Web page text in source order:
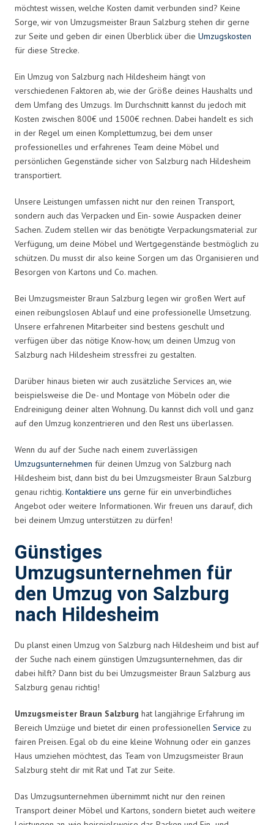
möchtest wissen, welche Kosten damit verbunden sind? Keine
Sorge, wir von Umzugsmeister Braun Salzburg stehen dir gerne
zur Seite und geben dir einen Überblick über die Umzugskosten
für diese Strecke.
Ein Umzug von Salzburg nach Hildesheim hängt von
verschiedenen Faktoren ab, wie der Größe deines Haushalts und
dem Umfang des Umzugs. Im Durchschnitt kannst du jedoch mit
Kosten zwischen 800€ und 1500€ rechnen. Dabei handelt es sich
in der Regel um einen Komplettumzug, bei dem unser
professionelles und erfahrenes Team deine Möbel und
persönlichen Gegenstände sicher von Salzburg nach Hildesheim
transportiert.
Unsere Leistungen umfassen nicht nur den reinen Transport,
sondern auch das Verpacken und Ein- sowie Auspacken deiner
Sachen. Zudem stellen wir das benötigte Verpackungsmaterial zur
Verfügung, um deine Möbel und Wertgegenstände bestmöglich zu
schützen. Du musst dir also keine Sorgen um das Organisieren und
Besorgen von Kartons und Co. machen.
Bei Umzugsmeister Braun Salzburg legen wir großen Wert auf
einen reibungslosen Ablauf und eine professionelle Umsetzung.
Unsere erfahrenen Mitarbeiter sind bestens geschult und
verfügen über das nötige Know-how, um deinen Umzug von
Salzburg nach Hildesheim stressfrei zu gestalten.
Darüber hinaus bieten wir auch zusätzliche Services an, wie
beispielsweise die De- und Montage von Möbeln oder die
Endreinigung deiner alten Wohnung. Du kannst dich voll und ganz
auf den Umzug konzentrieren und den Rest uns überlassen.
Wenn du auf der Suche nach einem zuverlässigen
Umzugsunternehmen für deinen Umzug von Salzburg nach
Hildesheim bist, dann bist du bei Umzugsmeister Braun Salzburg
genau richtig. Kontaktiere uns gerne für ein unverbindliches
Angebot oder weitere Informationen. Wir freuen uns darauf, dich
bei deinem Umzug unterstützen zu dürfen!
Günstiges
Umzugsunternehmen für
den Umzug von Salzburg
nach Hildesheim
Du planst einen Umzug von Salzburg nach Hildesheim und bist auf
der Suche nach einem günstigen Umzugsunternehmen, das dir
dabei hilft? Dann bist du bei Umzugsmeister Braun Salzburg aus
Salzburg genau richtig!
Umzugsmeister Braun Salzburg hat langjährige Erfahrung im
Bereich Umzüge und bietet dir einen professionellen Service zu
fairen Preisen. Egal ob du eine kleine Wohnung oder ein ganzes
Haus umziehen möchtest, das Team von Umzugsmeister Braun
Salzburg steht dir mit Rat und Tat zur Seite.
Das Umzugsunternehmen übernimmt nicht nur den reinen
Transport deiner Möbel und Kartons, sondern bietet auch weitere